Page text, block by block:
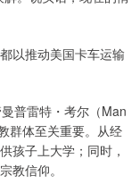
以推动美国卡车运输
普雷特・考尔（Man
群体至关重要。从经
孩子上大学；同时，
教信仰。